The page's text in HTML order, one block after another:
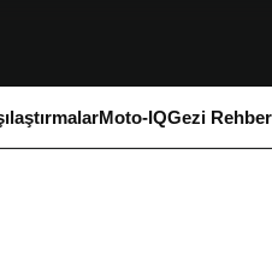
Moto-IQGezi